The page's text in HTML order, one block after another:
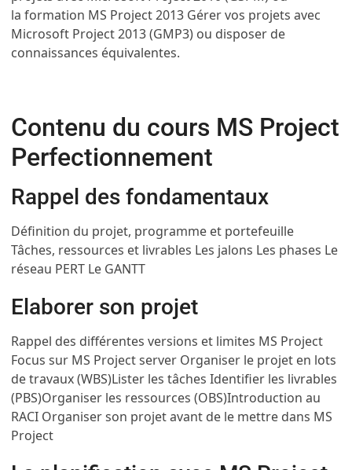
la formation MS Project 2013 Gérer vos projets avec
Microsoft Project 2013 (GMP3) ou disposer de
connaissances équivalentes.
Contenu du cours MS Project
Perfectionnement
Rappel des fondamentaux
Définition du projet, programme et portefeuille
Tâches, ressources et livrables Les jalons Les phases Le
réseau PERT Le GANTT
Elaborer son projet
Rappel des différentes versions et limites MS Project
Focus sur MS Project server Organiser le projet en lots
de travaux (WBS)Lister les tâchesIdentifier les livrables
(PBS)Organiser les ressources (OBS)Introduction au
RACI Organiser son projet avant de le mettre dans MS
Project